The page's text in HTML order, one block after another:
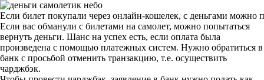
Если билет покупали через онлайн-кошелек, с деньгами можно
Если вас обманули с билетами на самолет, можно попытаться
вернуть деньги. Шанс на успех есть, если оплата была
произведена с помощью платежных систем. Нужно обратиться в
банк с просьбой отменить транзакцию, т.е. осуществить
чарджбэк.